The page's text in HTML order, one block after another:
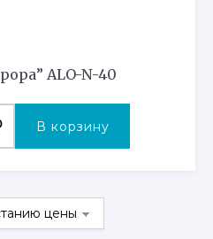
ALO-N-40
В корзину